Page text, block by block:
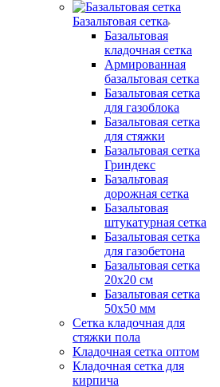
Базальтовая сетка
Базальтовая
кладочная сетка
Армированная
базальтовая сетка
Базальтовая сетка
для газоблока
Базальтовая сетка
для стяжки
Базальтовая сетка
Гриндекс
Базальтовая
дорожная сетка
Базальтовая
штукатурная сетка
Базальтовая сетка
для газобетона
Базальтовая сетка
20x20 см
Базальтовая сетка
50x50 мм
Сетка кладочная для
стяжки пола
Кладочная сетка оптом
Кладочная сетка для
кирпича